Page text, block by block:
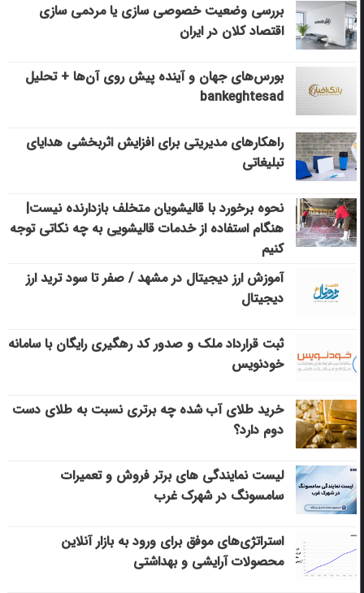
بررسی وضعیت خصوصی سازی یا مردمی سازی
اقتصاد کلان در ایران
بورس‌های جهان و آینده پیش روی آن‌ها + تحلیل
bankeghtesad
راهکارهای مدیریتی برای افزایش اثربخشی هدایای
تبلیغاتی
نحوه برخورد با قالیشویان متخلف بازدارنده نیست|
هنگام استفاده از خدمات قالیشویی به چه نکاتی توجه
کنیم
آموزش ارز دیجیتال در مشهد / صفر تا سود ترید ارز
دیجیتال
ثبت قرارداد ملک و صدور کد رهگیری رایگان با سامانه
خودنویس
خرید طلای آب شده چه برتری نسبت به طلای دست
دوم دارد؟
لیست نمایندگی های برتر فروش و تعمیرات
سامسونگ در شهرک غرب
استراتژی‌های موفق برای ورود به بازار آنلاین
محصولات آرایشی و بهداشتی